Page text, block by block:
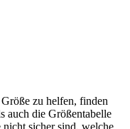
zu helfen, finden
auch die Größentabelle